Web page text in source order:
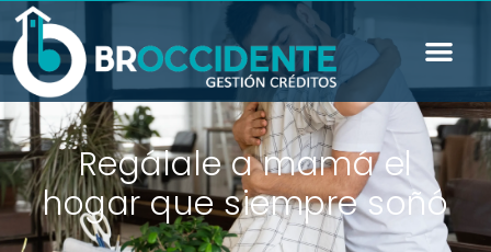
Regálale a mamá el
hogar que siempre soñó